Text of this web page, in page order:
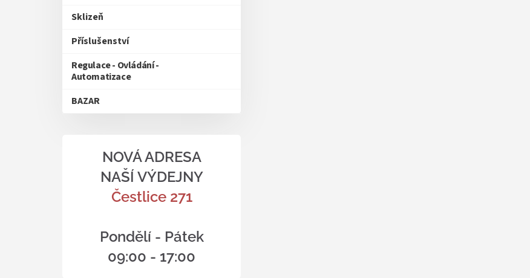
Sklizeň
Příslušenství
Regulace - Ovládání -
Automatizace
BAZAR
NOVÁ ADRESA
NAŠÍ VÝDEJNY
Čestlice 271
Pondělí - Pátek
09:00 - 17:00